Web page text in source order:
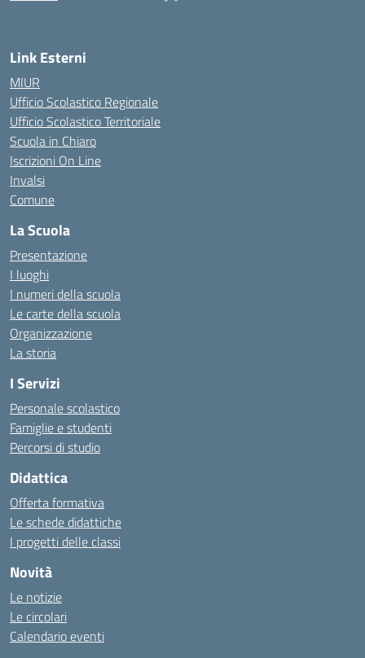
Link Esterni
MIUR
Ufficio Scolastico Regionale
Ufficio Scolastico Territoriale
Scuola in Chiaro
Iscrizioni On Line
Invalsi
Comune
La Scuola
Presentazione
I luoghi
I numeri della scuola
Le carte della scuola
Organizzazione
La storia
I Servizi
Personale scolastico
Famiglie e studenti
Percorsi di studio
Didattica
Offerta formativa
Le schede didattiche
I progetti delle classi
Novità
Le notizie
Le circolari
Calendario eventi